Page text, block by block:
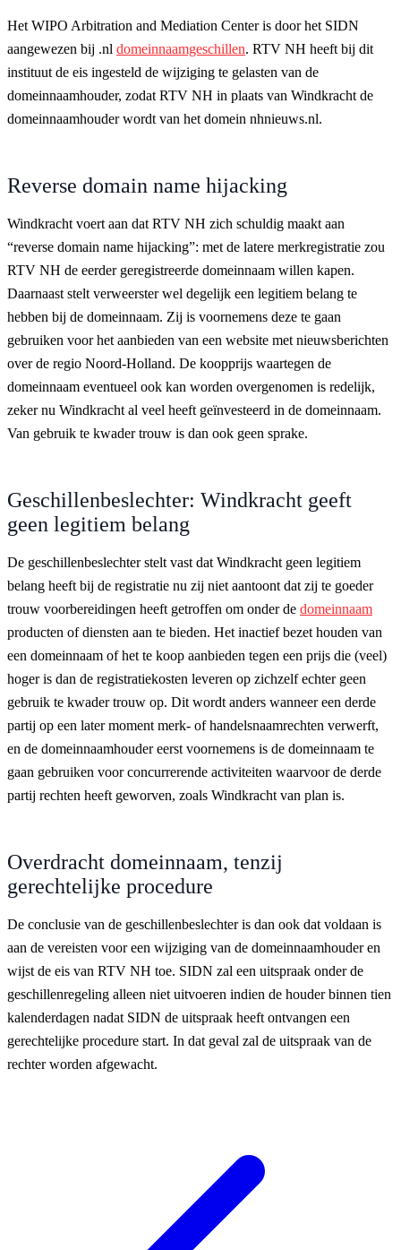
Het WIPO Arbitration and Mediation Center is door het SIDN
aangewezen bij .nl domeinnaamgeschillen. RTV NH heeft bij dit
instituut de eis ingesteld de wijziging te gelasten van de
domeinnaamhouder, zodat RTV NH in plaats van Windkracht de
domeinnaamhouder wordt van het domein nhnieuws.nl.
Reverse domain name hijacking
Windkracht voert aan dat RTV NH zich schuldig maakt aan
“reverse domain name hijacking”: met de latere merkregistratie zou
RTV NH de eerder geregistreerde domeinnaam willen kapen.
Daarnaast stelt verweerster wel degelijk een legitiem belang te
hebben bij de domeinnaam. Zij is voornemens deze te gaan
gebruiken voor het aanbieden van een website met nieuwsberichten
over de regio Noord-Holland. De koopprijs waartegen de
domeinnaam eventueel ook kan worden overgenomen is redelijk,
zeker nu Windkracht al veel heeft geïnvesteerd in de domeinnaam.
Van gebruik te kwader trouw is dan ook geen sprake.
Geschillenbeslechter: Windkracht geeft
geen legitiem belang
De geschillenbeslechter stelt vast dat Windkracht geen legitiem
belang heeft bij de registratie nu zij niet aantoont dat zij te goeder
trouw voorbereidingen heeft getroffen om onder de domeinnaam
producten of diensten aan te bieden. Het inactief bezet houden van
een domeinnaam of het te koop aanbieden tegen een prijs die (veel)
hoger is dan de registratiekosten leveren op zichzelf echter geen
gebruik te kwader trouw op. Dit wordt anders wanneer een derde
partij op een later moment merk- of handelsnaamrechten verwerft,
en de domeinnaamhouder eerst voornemens is de domeinnaam te
gaan gebruiken voor concurrerende activiteiten waarvoor de derde
partij rechten heeft geworven, zoals Windkracht van plan is.
Overdracht domeinnaam, tenzij
gerechtelijke procedure
De conclusie van de geschillenbeslechter is dan ook dat voldaan is
aan de vereisten voor een wijziging van de domeinnaamhouder en
wijst de eis van RTV NH toe. SIDN zal een uitspraak onder de
geschillenregeling alleen niet uitvoeren indien de houder binnen tien
kalenderdagen nadat SIDN de uitspraak heeft ontvangen een
gerechtelijke procedure start. In dat geval zal de uitspraak van de
rechter worden afgewacht.